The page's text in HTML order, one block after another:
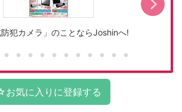
防犯カメラ」のことならJoshinへ!